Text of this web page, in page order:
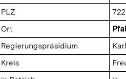
PLZ
Ort
Regierungspräsidium
Kreis